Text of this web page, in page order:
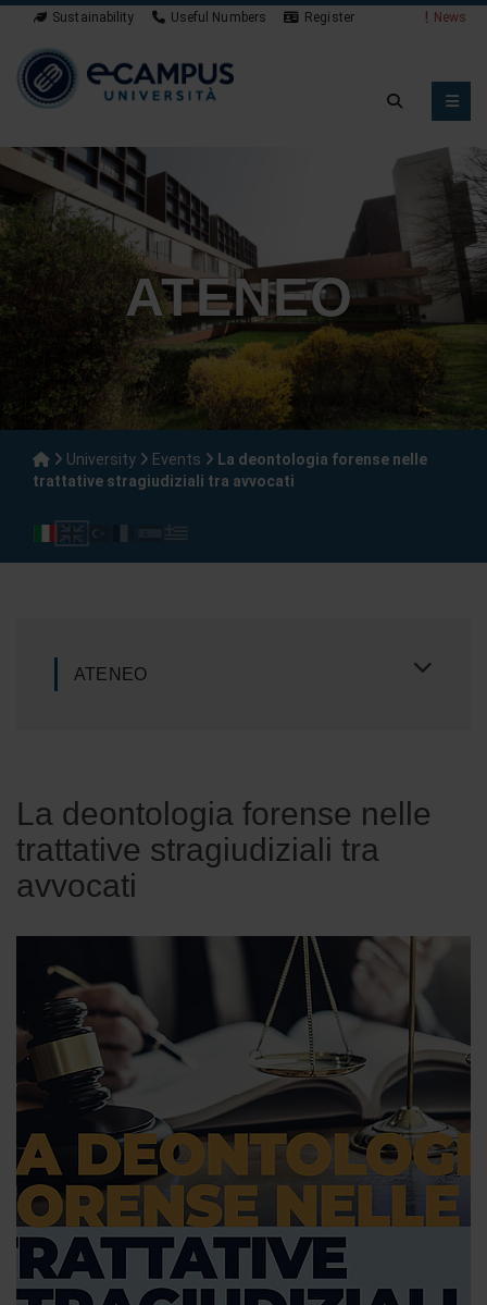
Sustainability Useful Numbers Register News
ATENEO
University Events
La deontologia forense nelle
trattative stragiudiziali tra avvocati
ATENEO
La deontologia forense nelle
trattative stragiudiziali tra
avvocati